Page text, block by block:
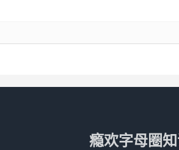
瘾欢字母圈